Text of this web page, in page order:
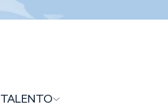
TALENTO